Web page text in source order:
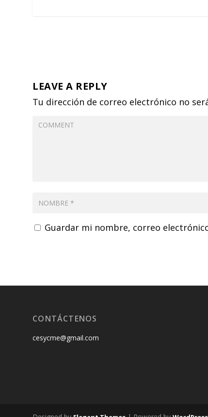
LEAVE A REPLY
Tu dirección de correo electrónico no
Guardar mi nombre, correo
CONTÁCTENOS
cesycme@gmail.com